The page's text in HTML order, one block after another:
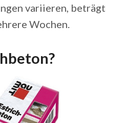
variieren, beträgt
Wochen.